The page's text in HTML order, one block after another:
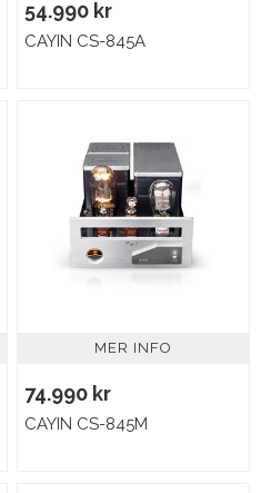
54.990 kr
CAYIN CS-845A
MER INFO
74.990 kr
CAYIN CS-845M